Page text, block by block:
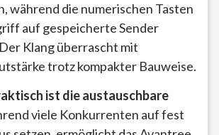
während die numerischen Tasten
auf gespeicherte Sender
Klang überrascht mit
trotz kompakter Bauweise.
ist die austauschbare
viele Konkurrenten auf fest